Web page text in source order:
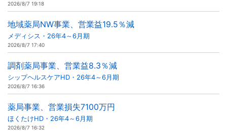
2026/8/7 19:18
地域薬局NW事業、営業益19.5％減
メディシス・26年4～6月期
2026/8/7 17:40
調剤薬局事業、営業益8.3％減
シップヘルスケアHD・26年4～6月期
2026/8/7 16:36
薬局事業、営業損失7100万円
ほくたけHD・26年4～6月期
2026/8/7 16:32